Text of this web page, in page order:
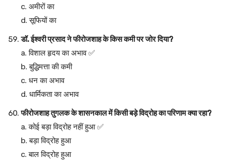
c. अमीरों का
d. सूफियों का
डॉ. ईश्वरी प्रसाद ने फीरोजशाह के किस कमी पर जोर दिया?
a. विशाल हृदय का अभाव ✅
b. बुद्धिमत्ता की कमी
c. धन का अभाव
d. धार्मिकता का अभाव
फीरोजशाह तुगलक के शासनकाल में किसी बड़े विद्रोह का परिणाम क्या रहा?
a. कोई बड़ा विद्रोह नहीं हुआ ✅
b. बड़ा विद्रोह हुआ
c. बाल विद्रोह हुआ